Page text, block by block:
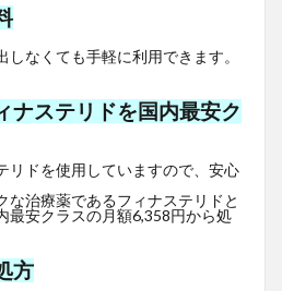
なくても手軽に利用できます。
ナステリドを国内最安ク
リドを使用していますので、安心
な治療薬であるフィナステリドと
最安クラスの月額6,358円から処
方